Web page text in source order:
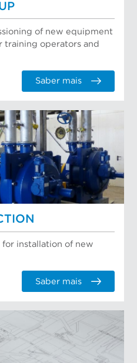
of new equipment
training operators and
Saber mais
installation of new
Saber mais